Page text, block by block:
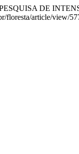
DE
floresta/article/view/